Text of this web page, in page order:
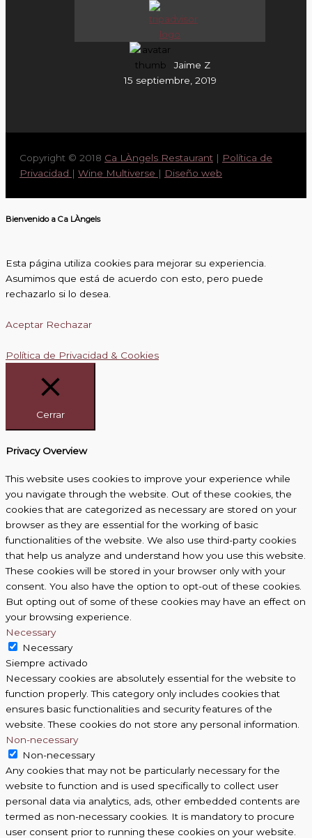
Jaime Z
15 septiembre, 2019
Copyright © 2018 Ca LÀngels Restaurant | Política de
Privacidad | Wine Multiverse | Diseño web
Bienvenido a Ca LÀngels
Esta página utiliza cookies para mejorar su experiencia.
Asumimos que está de acuerdo con esto, pero puede
rechazarlo si lo desea.
Aceptar Rechazar
Política de Privacidad & Cookies
Cerrar
Privacy Overview
This website uses cookies to improve your experience while
you navigate through the website. Out of these cookies, the
cookies that are categorized as necessary are stored on your
browser as they are essential for the working of basic
functionalities of the website. We also use third-party cookies
that help us analyze and understand how you use this website.
These cookies will be stored in your browser only with your
consent. You also have the option to opt-out of these cookies.
But opting out of some of these cookies may have an effect on
your browsing experience.
Necessary
Necessary
Siempre activado
Necessary cookies are absolutely essential for the website to
function properly. This category only includes cookies that
ensures basic functionalities and security features of the
website. These cookies do not store any personal information.
Non-necessary
Non-necessary
Any cookies that may not be particularly necessary for the
website to function and is used specifically to collect user
personal data via analytics, ads, other embedded contents are
termed as non-necessary cookies. It is mandatory to procure
user consent prior to running these cookies on your website.